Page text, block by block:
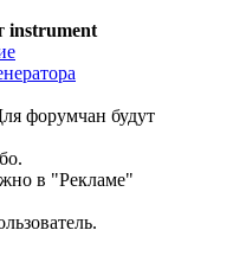
instrument
форумчан будут
в "Рекламе"